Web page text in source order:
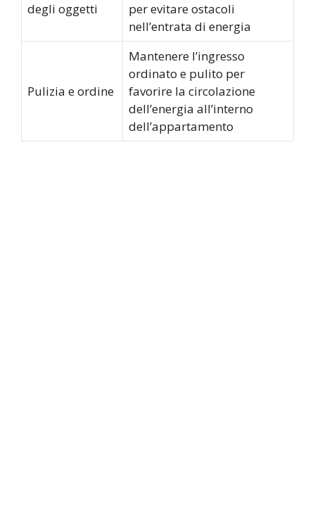
degli oggetti
per evitare ostacoli
nell’entrata di energia
Pulizia e ordine
Mantenere l’ingresso
ordinato e pulito per
favorire la circolazione
dell’energia all’interno
dell’appartamento